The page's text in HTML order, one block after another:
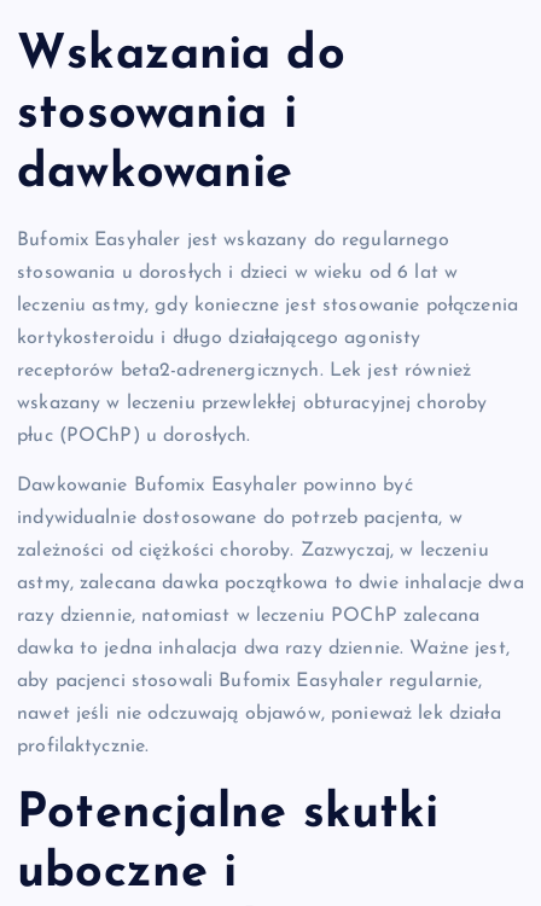
Wskazania do
stosowania i
dawkowanie
Bufomix Easyhaler jest wskazany do regularnego
stosowania u dorosłych i dzieci w wieku od 6 lat w
leczeniu astmy, gdy konieczne jest stosowanie połączenia
kortykosteroidu i długo działającego agonisty
receptorów beta2-adrenergicznych. Lek jest również
wskazany w leczeniu przewlekłej obturacyjnej choroby
płuc (POChP) u dorosłych.
Dawkowanie Bufomix Easyhaler powinno być
indywidualnie dostosowane do potrzeb pacjenta, w
zależności od ciężkości choroby. Zazwyczaj, w leczeniu
astmy, zalecana dawka początkowa to dwie inhalacje dwa
razy dziennie, natomiast w leczeniu POChP zalecana
dawka to jedna inhalacja dwa razy dziennie. Ważne jest,
aby pacjenci stosowali Bufomix Easyhaler regularnie,
nawet jeśli nie odczuwają objawów, ponieważ lek działa
profilaktycznie.
Potencjalne skutki
uboczne i